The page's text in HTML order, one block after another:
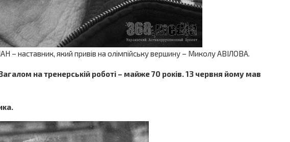
– наставник, який привів на олімпійську вершину – Миколу АВІЛОВА.
на тренерській роботі – майже 70 років. 13 червня йому мав